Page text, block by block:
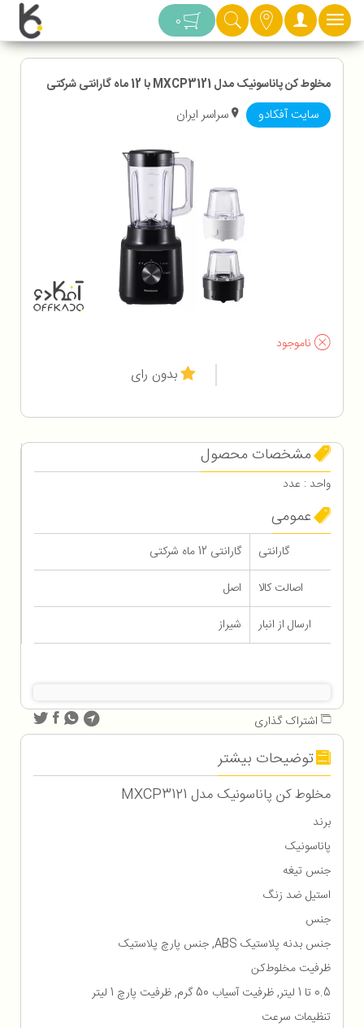
دسته بندی 0
مخلوط کن پاناسونیک مدل MXCP3121 با 12 ماه گارانتی شرکتی
سایت آفکادو سراسر ایران
ناموجود
بدون رای
مشخصات محصول
واحد : عدد
عمومی
گارانتی
گارانتی 12 ماه شرکتی
اصالت کالا
اصل
ارسال از انبار
شیراز
اشتراک گذاری
توضیحات بیشتر
مخلوط کن پاناسونیک مدل MXCP3121
برند
پاناسونیک
جنس تیغه
استیل ضد زنگ
جنس
جنس بدنه پلاستیک ABS, جنس پارچ پلاستیک
ظرفیت مخلوط‌کن
0.5 تا 1 لیتر, ظرفیت آسیاب 50 گرم, ظرفیت پارچ 1 لیتر
تنظیمات سرعت